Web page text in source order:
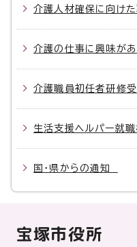
介護人材確保に向け
介護の仕事に興味が
介護職員初任者研修
生活支援ヘルパー就
国・県からの通知
宝塚市役所